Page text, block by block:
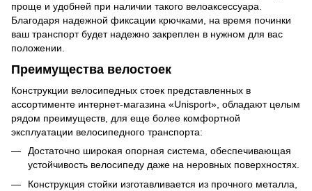
проще и удобней при наличии такого велоаксессуара.
Благодаря надежной фиксации крючками, на время починки
ваш транспорт будет надежно закреплен в нужном для вас
положении.
Преимущества велостоек
Конструкции велосипедных стоек представленных в
ассортименте интернет-магазина «Unisport», обладают целым
рядом преимуществ, для еще более комфортной
эксплуатации велосипедного транспорта:
Достаточно широкая опорная система, обеспечивающая
устойчивость велосипеду даже на неровных поверхностях.
Конструкция стойки изготавливается из прочного металла,